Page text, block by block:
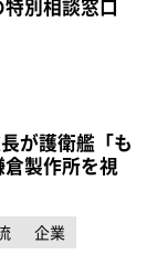
別相談窓口
が護衛艦「も
製作所を視
企業